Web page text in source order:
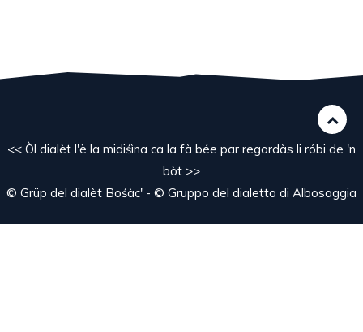
<< Òl dialèt l'è la midiśìna ca la fà bée par regordàs li róbi de 'n
bòt >>
© Grüp del dialèt Bośàc' - © Gruppo del dialetto di Albosaggia